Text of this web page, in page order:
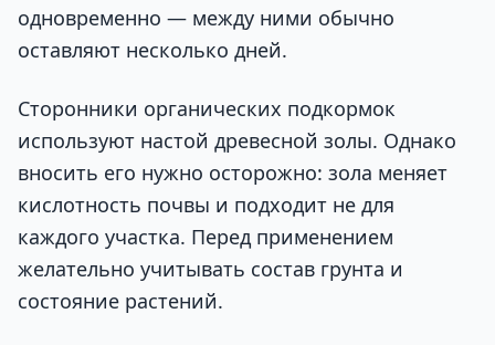
одновременно — между ними обычно
оставляют несколько дней.
Сторонники органических подкормок
используют настой древесной золы. Однако
вносить его нужно осторожно: зола меняет
кислотность почвы и подходит не для
каждого участка. Перед применением
желательно учитывать состав грунта и
состояние растений.